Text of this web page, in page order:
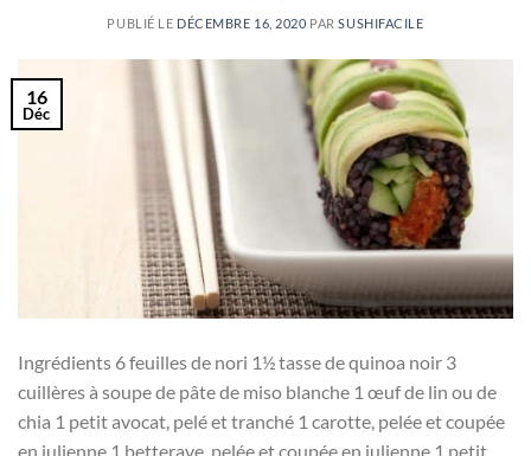
PUBLIÉ LE DÉCEMBRE 16, 2020 PARSUSHIFACILE
16
Déc
Ingrédients 6 feuilles de nori 1½ tasse de quinoa noir 3
cuillères à soupe de pâte de miso blanche 1 œuf de lin ou de
chia 1 petit avocat, pelé et tranché 1 carotte, pelée et coupée
en julienne 1 betterave, pelée et coupée en julienne 1 petit